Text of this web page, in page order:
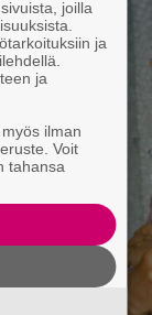
joilla
ja
ja
ilman
Voit
tahansa